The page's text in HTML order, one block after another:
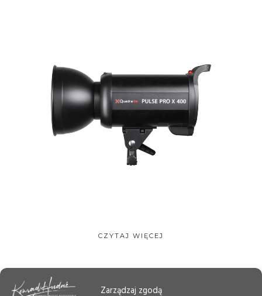
Zarządzaj zgodą
CZYTAJ WIĘCEJ